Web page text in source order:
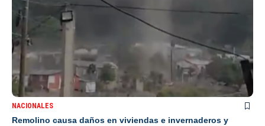
NACIONALES
Remolino causa daños en viviendas e invernaderos y